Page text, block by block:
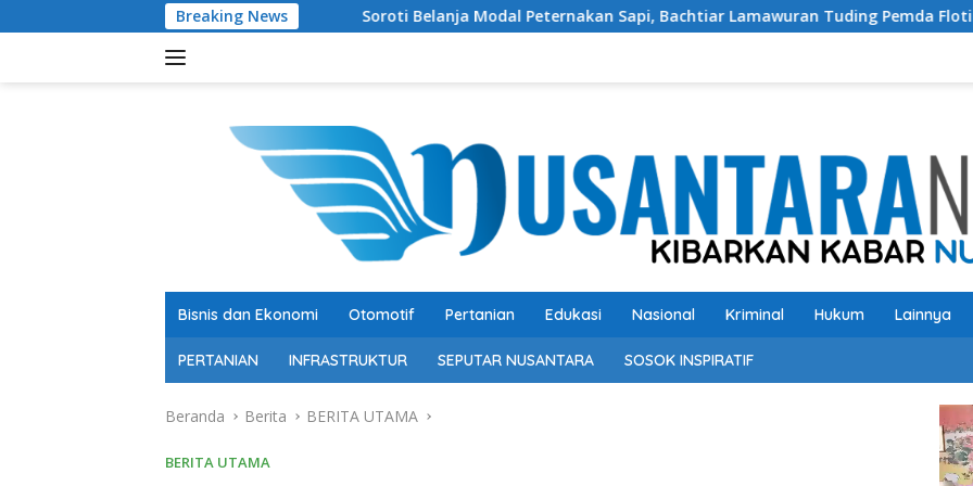
ke
Breaking News
Soroti Belanja Modal Peternakan Sapi, Bachtiar Lamawuran Tuding Pemda Flotim Lakukan
Bisnis dan Ekonomi Otomotif Pertanian Edukasi Nasional Kriminal Hukum Lainnya
PERTANIAN INFRASTRUKTUR SEPUTAR NUSANTARA SOSOK INSPIRATIF
Beranda Berita BERITA UTAMA
BERITA UTAMA